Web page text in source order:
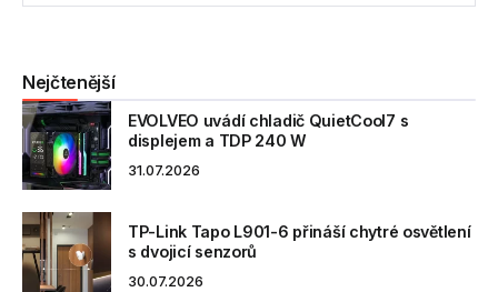
Nejčtenější
EVOLVEO uvádí chladič QuietCool7 s
displejem a TDP 240 W
31.07.2026
TP-Link Tapo L901-6 přináší chytré osvětlení
s dvojicí senzorů
30.07.2026